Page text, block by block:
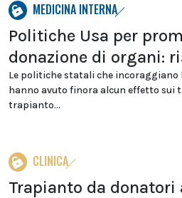
MEDICINA INTERNA
Politiche Usa per
donazione di organi:
Le politiche statali che incoraggiano
hanno avuto finora alcun effetto sui
trapianto...
CLINICA
Trapianto da donatori